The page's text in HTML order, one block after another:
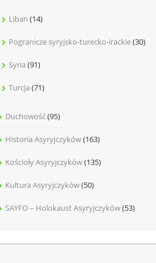
Liban (14)
Pogranicze syryjsko-turecko-irackie(30)
Syria (91)
Turcja (71)
Duchowość(95)
Historia Asyryjczyków(163)
Kościoły Asyryjczyków(135)
Kultura Asyryjczyków(50)
SAYFO – Holokaust Asyryjczyków(53)